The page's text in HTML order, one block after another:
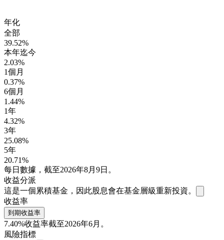
年化
全部
39.52%
本年迄今
2.03%
1個月
0.37%
6個月
1.44%
1年
4.32%
3年
25.08%
5年
20.71%
每日數據，截至2026年8月9日。
收益分派
這是一個累積基金，因此股息會在基金層級重新投資。
收益率
到期收益率
7.40%收益率截至2026年6月。
風險指標